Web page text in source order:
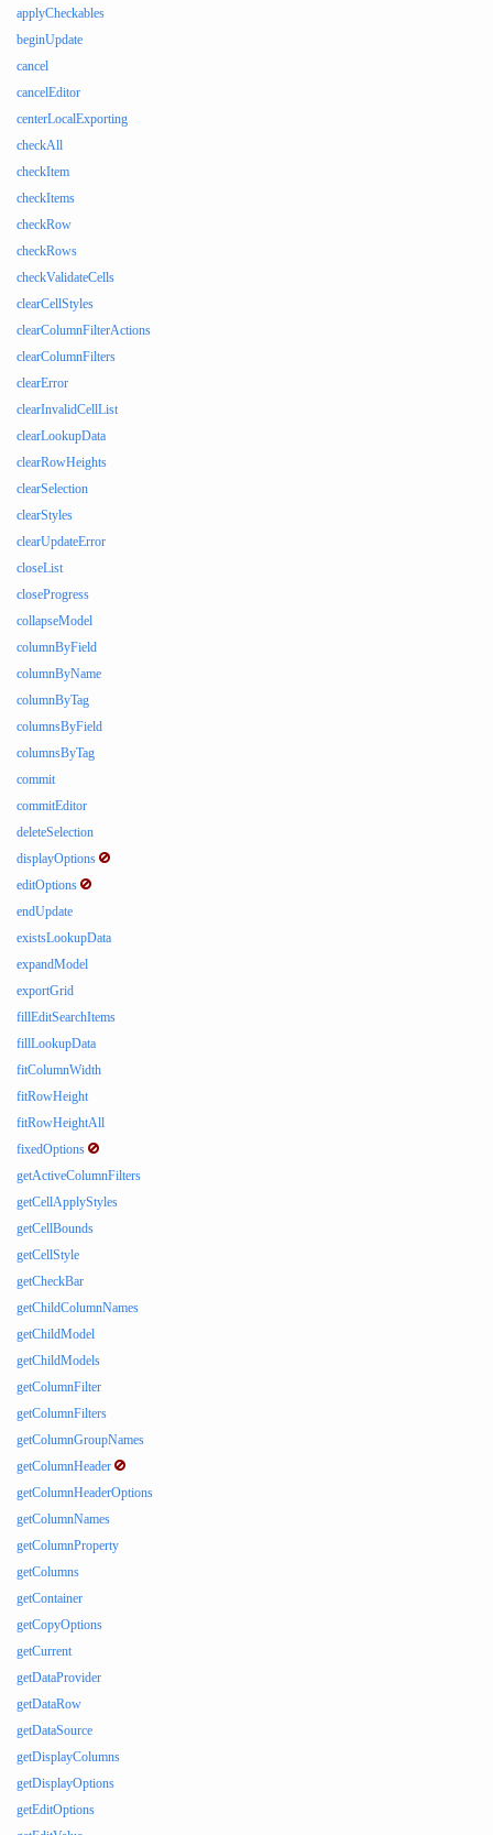
applyCheckables
beginUpdate
cancel
cancelEditor
centerLocalExporting
checkAll
checkItem
checkItems
checkRow
checkRows
checkValidateCells
clearCellStyles
clearColumnFilterActions
clearColumnFilters
clearError
clearInvalidCellList
clearLookupData
clearRowHeights
clearSelection
clearStyles
clearUpdateError
closeList
closeProgress
collapseModel
columnByField
columnByName
columnByTag
columnsByField
columnsByTag
commit
commitEditor
deleteSelection
displayOptions
editOptions
endUpdate
existsLookupData
expandModel
exportGrid
fillEditSearchItems
fillLookupData
fitColumnWidth
fitRowHeight
fitRowHeightAll
fixedOptions
getActiveColumnFilters
getCellApplyStyles
getCellBounds
getCellStyle
getCheckBar
getChildColumnNames
getChildModel
getChildModels
getColumnFilter
getColumnFilters
getColumnGroupNames
getColumnHeader
getColumnHeaderOptions
getColumnNames
getColumnProperty
getColumns
getContainer
getCopyOptions
getCurrent
getDataProvider
getDataRow
getDataSource
getDisplayColumns
getDisplayOptions
getEditOptions